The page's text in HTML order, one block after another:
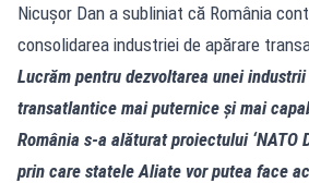
Nicușor Dan a subliniat că România
consolidarea industriei de apărare
Lucrăm pentru dezvoltarea unei
transatlantice mai puternice și mai
România s-a alăturat proiectului ‘NATO
prin care statele Aliate vor putea face